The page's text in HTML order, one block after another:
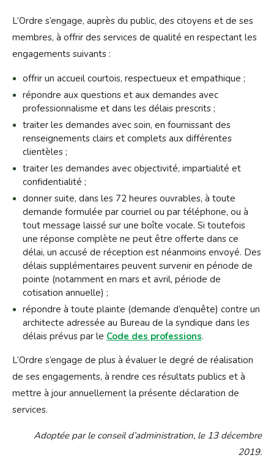
L’Ordre s’engage, auprès du public, des citoyens et de ses
membres, à offrir des services de qualité en respectant les
engagements suivants :
offrir un accueil courtois, respectueux et empathique ;
répondre aux questions et aux demandes avec
professionnalisme et dans les délais prescrits ;
traiter les demandes avec soin, en fournissant des
renseignements clairs et complets aux différentes
clientèles ;
traiter les demandes avec objectivité, impartialité et
confidentialité ;
donner suite, dans les 72 heures ouvrables, à toute
demande formulée par courriel ou par téléphone, ou à
tout message laissé sur une boîte vocale. Si toutefois
une réponse complète ne peut être offerte dans ce
délai, un accusé de réception est néanmoins envoyé. Des
délais supplémentaires peuvent survenir en période de
pointe (notamment en mars et avril, période de
cotisation annuelle) ;
répondre à toute plainte (demande d’enquête) contre un
architecte adressée au Bureau de la syndique dans les
délais prévus par le Code des professions.
L’Ordre s’engage de plus à évaluer le degré de réalisation
de ses engagements, à rendre ces résultats publics et à
mettre à jour annuellement la présente déclaration de
services.
Adoptée par le conseil d’administration, le 13 décembre
2019.